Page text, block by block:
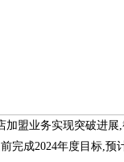
盟业务实现突破进展
完成2024年度目标,预